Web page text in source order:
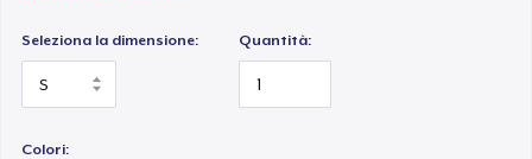
Seleziona la dimensione: Quantità:
Colori: